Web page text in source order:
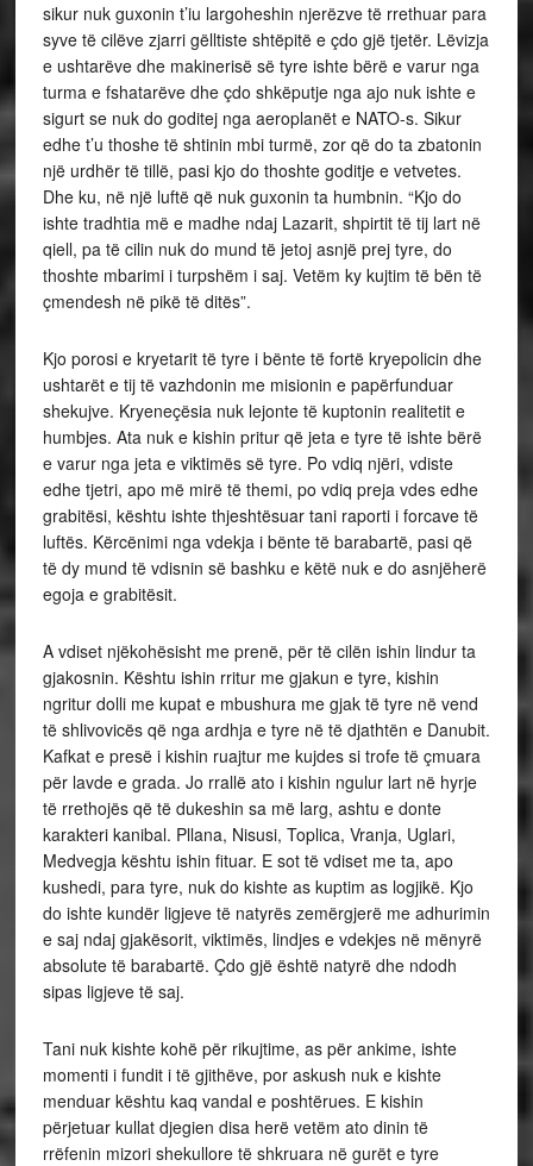
sikur nuk guxonin t’iu largoheshin njerëzve të rrethuar para
syve të cilëve zjarri gëlltiste shtëpitë e çdo gjë tjetër. Lëvizja
e ushtarëve dhe makinerisë së tyre ishte bërë e varur nga
turma e fshatarëve dhe çdo shkëputje nga ajo nuk ishte e
sigurt se nuk do goditej nga aeroplanët e NATO-s. Sikur
edhe t’u thoshe të shtinin mbi turmë, zor që do ta zbatonin
një urdhër të tillë, pasi kjo do thoshte goditje e vetvetes.
Dhe ku, në një luftë që nuk guxonin ta humbnin. “Kjo do
ishte tradhtia më e madhe ndaj Lazarit, shpirtit të tij lart në
qiell, pa të cilin nuk do mund të jetoj asnjë prej tyre, do
thoshte mbarimi i turpshëm i saj. Vetëm ky kujtim të bën të
çmendesh në pikë të ditës”.
Kjo porosi e kryetarit të tyre i bënte të fortë kryepolicin dhe
ushtarët e tij të vazhdonin me misionin e papërfunduar
shekujve. Kryeneçësia nuk lejonte të kuptonin realitetit e
humbjes. Ata nuk e kishin pritur që jeta e tyre të ishte bërë
e varur nga jeta e viktimës së tyre. Po vdiq njëri, vdiste
edhe tjetri, apo më mirë të themi, po vdiq preja vdes edhe
grabitësi, kështu ishte thjeshtësuar tani raporti i forcave të
luftës. Kërcënimi nga vdekja i bënte të barabartë, pasi që
të dy mund të vdisnin së bashku e këtë nuk e do asnjëherë
egoja e grabitësit.
A vdiset njëkohësisht me prenë, për të cilën ishin lindur ta
gjakosnin. Kështu ishin rritur me gjakun e tyre, kishin
ngritur dolli me kupat e mbushura me gjak të tyre në vend
të shlivovicës që nga ardhja e tyre në të djathtën e Danubit.
Kafkat e presë i kishin ruajtur me kujdes si trofe të çmuara
për lavde e grada. Jo rrallë ato i kishin ngulur lart në hyrje
të rrethojës që të dukeshin sa më larg, ashtu e donte
karakteri kanibal. Pllana, Nisusi, Toplica, Vranja, Uglari,
Medvegja kështu ishin fituar. E sot të vdiset me ta, apo
kushedi, para tyre, nuk do kishte as kuptim as logjikë. Kjo
do ishte kundër ligjeve të natyrës zemërgjerë me adhurimin
e saj ndaj gjakësorit, viktimës, lindjes e vdekjes në mënyrë
absolute të barabartë. Çdo gjë është natyrë dhe ndodh
sipas ligjeve të saj.
Tani nuk kishte kohë për rikujtime, as për ankime, ishte
momenti i fundit i të gjithëve, por askush nuk e kishte
menduar kështu kaq vandal e poshtërues. E kishin
përjetuar kullat djegien disa herë vetëm ato dinin të
rrëfenin mizori shekullore të shkruara në gurët e tyre